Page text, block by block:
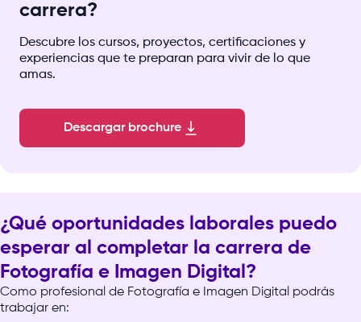
carrera?
Descubre los cursos, proyectos, certificaciones y
experiencias que te preparan para vivir de lo que
amas.
Descargar brochure
¿Qué oportunidades laborales puedo
esperar al completar la carrera de
Fotografía e Imagen Digital?
Como profesional de Fotografía e Imagen Digital podrás
trabajar en: